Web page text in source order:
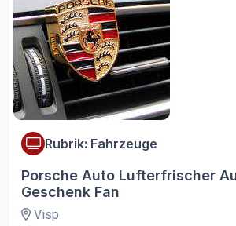
Rubrik: Fahrzeuge
Porsche Auto Lufterfrischer
Geschenk Fan
Visp